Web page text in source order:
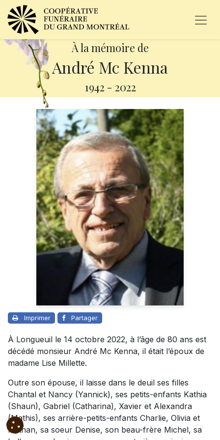
À la mémoire de
André Mc Kenna
1942 - 2022
Imprimer Partager
À Longueuil le 14 octobre 2022, à l’âge de 80 ans est
décédé monsieur André Mc Kenna, il était l’époux de
madame Lise Millette.
Outre son épouse, il laisse dans le deuil ses filles
Chantal et Nancy (Yannick), ses petits-enfants Kathia
(Shaun), Gabriel (Catharina), Xavier et Alexandra
(Mathis), ses arrière-petits-enfants Charlie, Olivia et
Nathan, sa soeur Denise, son beau-frère Michel, sa